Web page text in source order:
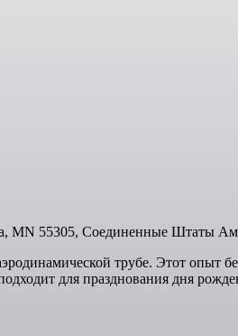
MN 55305, Соединенные Штаты
трубе. Этот опыт
для празднования дня